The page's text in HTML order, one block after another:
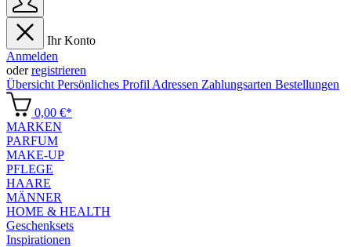
Ihr Konto
Anmelden
oderregistrieren
Übersicht Persönliches Profil Adressen Zahlungsarten Bestellungen
0,00 €*
MARKEN
PARFUM
MAKE-UP
PFLEGE
HAARE
MÄNNER
HOME & HEALTH
Geschenksets
Inspirationen